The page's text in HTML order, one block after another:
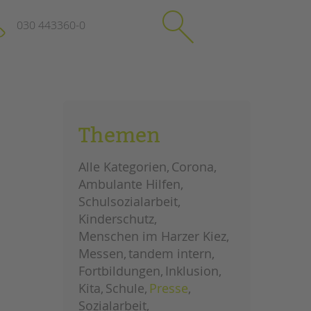
Impressum
Datenschutz
Hinweisgebersystem
Intranet
schließen
030 443360-0
SuchenThemen
Alle Kategorien Corona
Ambulante Hilfen
Schulsozialarbeit
Kinderschutz
Menschen im Harzer Kiez
Messen tandem intern
Fortbildungen Inklusion
Kita Schule Presse
Sozialarbeit